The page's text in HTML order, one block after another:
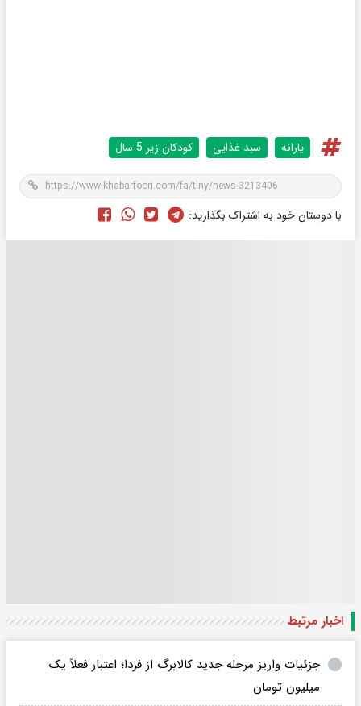
یارانه سبد غذایی کودکان زیر 5 سال
با دوستان خود به اشتراک بگذارید:
اخبار مرتبط
جزئیات واریز مرحله جدید کالابرگ از فردا؛ اعتبار فعلاً یک
میلیون تومان